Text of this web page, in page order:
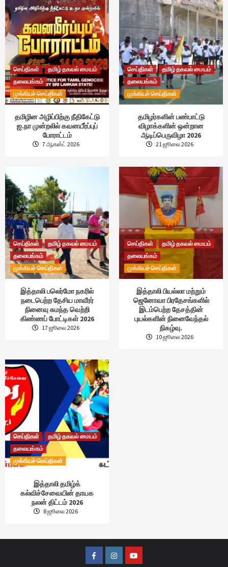
செய்திகள்
தமிழ் தகவல் மையம்
தலையங்கம்
முக்கியச் செய்திகள்
தமிழின அழிப்பிற்கு நீதிகேட்டு
ஐ.நா முன்றலில் கவனயீர்ப்புப்
போராட்டம்
7 ஆகஸ்ட் 2026
செய்திகள்
தமிழ் தகவல் மையம்
தலையங்கம்
முக்கியச் செய்திகள்
தமிழர்களின் பண்பாட்டு
விழாக்களின் ஒன்றான
ஆடிப்பெருவிழா 2026
21 ஜூலை 2026
செய்திகள்
தமிழ் தகவல் மையம்
தலையங்கம்
முக்கியச் செய்திகள்
இத்தாலி பலெர்மோ நகரில்
நடைபெற்ற தேசிய மாவீரர்
நினைவு சுமந்த வெற்றி
கிண்ணப் போட்டிகள் 2026
17 ஜூலை 2026
செய்திகள்
தமிழ் தகவல் மையம்
தலையங்கம்
முக்கியச் செய்திகள்
இத்தாலி பியல்லா மற்றும்
ஜெனோவா பிரதேசங்களில்
இடம்பெற்ற தேசத்தின்
புயல்களின் நினைவேந்தல்
நிகழ்வு.
10 ஜூலை 2026
செய்திகள்
தமிழ் தகவல் மையம்
தலையங்கம்
முக்கியச் செய்திகள்
இத்தாலி தமிழ்க்
கல்விச்சேவையின் தாயக
நலன் திட்டம் 2026
8 ஜூலை 2026
FacebookInstagramYoutube